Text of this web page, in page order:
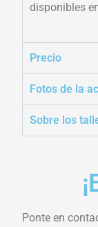
disponibles
Precio
Fotos de la
Sobre los
Ponte en